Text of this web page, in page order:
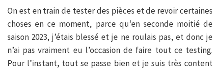
On est en train de tester des pièces et de revoir certaines
choses en ce moment, parce qu’en seconde moitié de
saison 2023, j’étais blessé et je ne roulais pas, et donc je
n’ai pas vraiment eu l’occasion de faire tout ce testing.
Pour l’instant, tout se passe bien et je suis très content